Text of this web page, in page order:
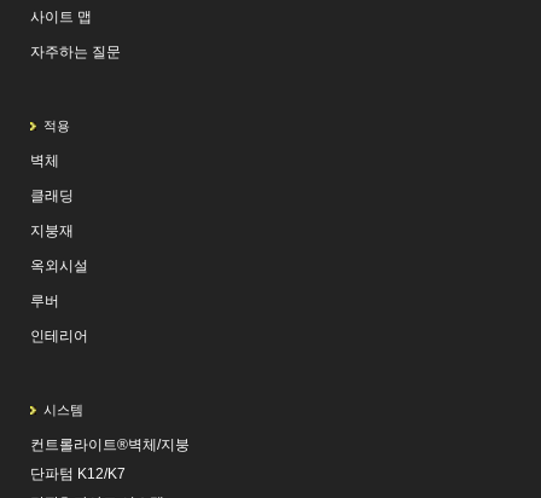
사이트 맵
자주하는 질문
적용
벽체
클래딩
지붕재
옥외시설
루버
인테리어
시스템
컨트롤라이트®벽체/지붕
단파텀 K12/K7